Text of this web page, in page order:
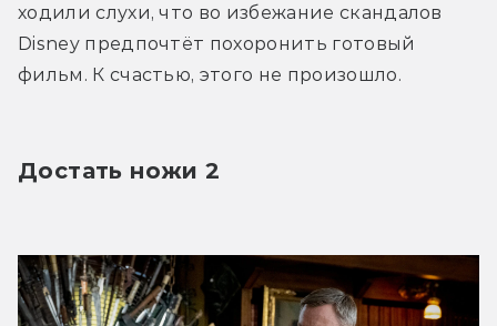
ходили слухи, что во избежание скандалов
Disney предпочтёт похоронить готовый
фильм. К счастью, этого не произошло.
Достать ножи 2